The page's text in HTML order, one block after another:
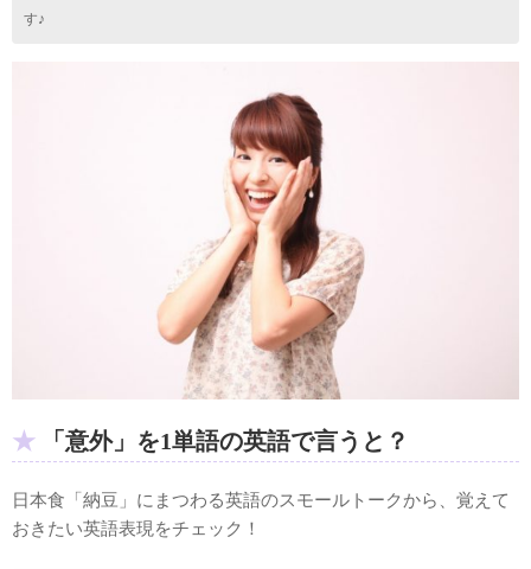
す♪
「意外」を1単語の英語で言うと？
日本食「納豆」にまつわる英語のスモールトークから、覚えて
おきたい英語表現をチェック！